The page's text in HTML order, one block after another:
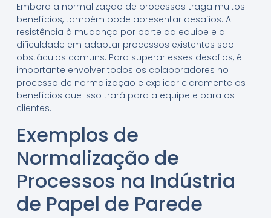
Embora a normalização de processos traga muitos
benefícios, também pode apresentar desafios. A
resistência à mudança por parte da equipe e a
dificuldade em adaptar processos existentes são
obstáculos comuns. Para superar esses desafios, é
importante envolver todos os colaboradores no
processo de normalização e explicar claramente os
benefícios que isso trará para a equipe e para os
clientes.
Exemplos de
Normalização de
Processos na Indústria
de Papel de Parede